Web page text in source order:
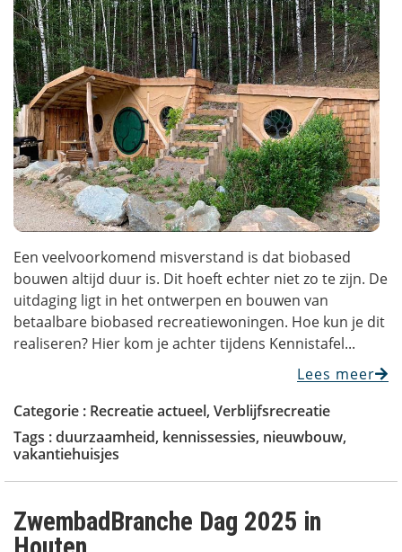
Een veelvoorkomend misverstand is dat biobased
bouwen altijd duur is. Dit hoeft echter niet zo te zijn. De
uitdaging ligt in het ontwerpen en bouwen van
betaalbare biobased recreatiewoningen. Hoe kun je dit
realiseren? Hier kom je achter tijdens Kennistafel...
Lees meer
Categorie : Recreatie actueel, Verblijfsrecreatie
Tags :duurzaamheid, kennissessies, nieuwbouw,
vakantiehuisjes
ZwembadBranche Dag 2025 in